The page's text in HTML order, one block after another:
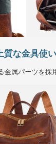
質な金具使い
金属パーツを採